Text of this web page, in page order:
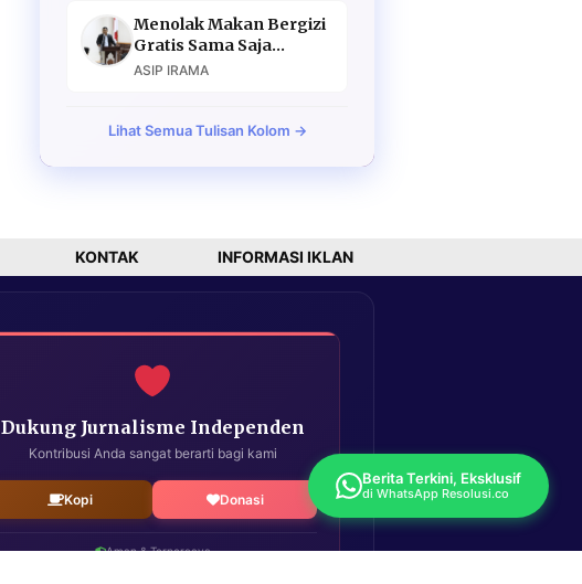
Menolak Makan Bergizi
Gratis Sama Saja
Menolak Masa Depan
ASIP IRAMA
Lihat Semua Tulisan Kolom →
KONTAK INFORMASI IKLAN
Dukung Jurnalisme Independen
Kontribusi Anda sangat berarti bagi kami
Kopi Donasi
Aman & Terpercaya
Berita Terkini, Eksklusif
di WhatsApp Resolusi.co